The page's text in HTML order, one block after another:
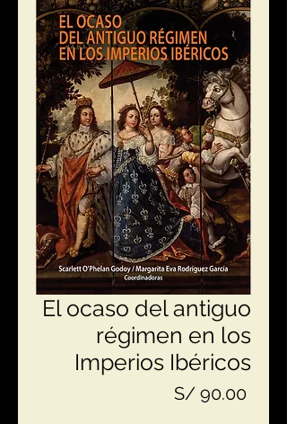
El ocaso del antiguo
régimen en los
Imperios Ibéricos
S/ 90.00Precio